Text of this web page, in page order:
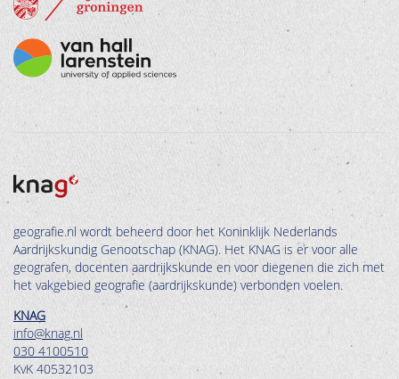
geografie.nl wordt beheerd door het Koninklijk Nederlands
Aardrijkskundig Genootschap (KNAG). Het KNAG is er voor alle
geografen, docenten aardrijkskunde en voor diegenen die zich met
het vakgebied geografie (aardrijkskunde) verbonden voelen.
KNAG
info@knag.nl
030 4100510
KvK 40532103